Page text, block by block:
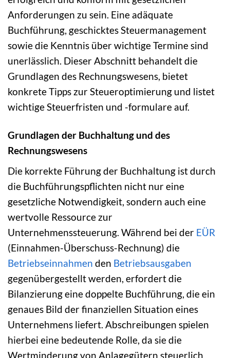
Anforderungen zu sein. Eine adäquate
Buchführung, geschicktes Steuermanagement
sowie die Kenntnis über wichtige Termine sind
unerlässlich. Dieser Abschnitt behandelt die
Grundlagen des Rechnungswesens, bietet
konkrete Tipps zur Steueroptimierung und listet
wichtige Steuerfristen und -formulare auf.
Grundlagen der Buchhaltung und des
Rechnungswesens
Die korrekte Führung der Buchhaltung ist durch
die Buchführungspflichten nicht nur eine
gesetzliche Notwendigkeit, sondern auch eine
wertvolle Ressource zur
Unternehmenssteuerung. Während bei der EÜR
(Einnahmen-Überschuss-Rechnung) die
Betriebseinnahmen den Betriebsausgaben
gegenübergestellt werden, erfordert die
Bilanzierung eine doppelte Buchführung, die ein
genaues Bild der finanziellen Situation eines
Unternehmens liefert. Abschreibungen spielen
hierbei eine bedeutende Rolle, da sie die
Wertminderung von Anlagegütern steuerlich